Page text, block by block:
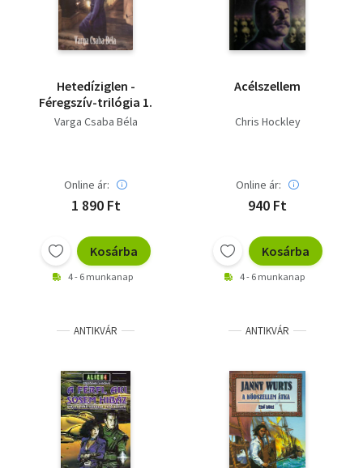
Hetedíziglen -
Féregszív-trilógia 1.
Varga Csaba Béla
Online ár:
1 890 Ft
Kosárba
4 - 6 munkanap
Acélszellem
Chris Hockley
Online ár:
940 Ft
Kosárba
4 - 6 munkanap
ANTIKVÁR ANTIKVÁR